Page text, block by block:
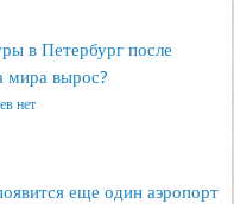
в Петербург после
мира вырос?
нет
еще один аэропорт